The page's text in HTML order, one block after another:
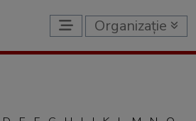
Organizație